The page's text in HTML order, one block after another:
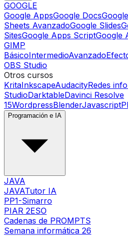
GOOGLE
Google AppsGoogle Docs
Sheets AvanzadoGoogle Slides
SitesGoogle Apps ScriptGoogle
GIMP
BásicoIntermedioAvanzado
OBS Studio
Otros cursos
KritaInkscapeAudacityRedes
StudioDarktableDavinci Resolve
15WordpressBlenderJavascript
Programación e IA
JAVA
JAVATutor IA
PP1-Simarro
PIAR 2ESO
Cadenas de PROMPTS
Semana informática 26